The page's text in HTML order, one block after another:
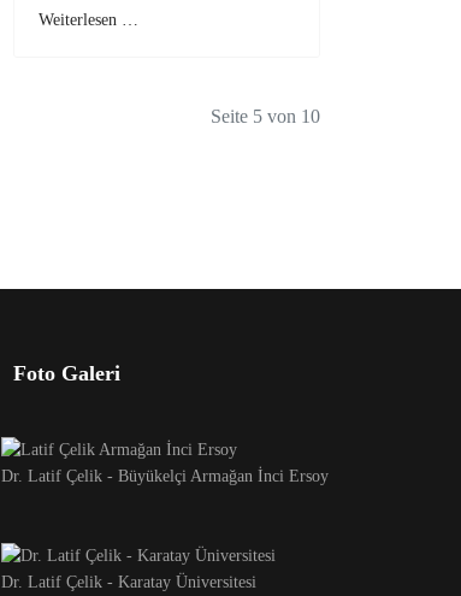
Weiterlesen …
Seite 5 von 10
Foto Galeri
Dr. Latif Çelik - Büyükelçi Armağan İnci Ersoy
Dr. Latif Çelik - Karatay Üniversitesi